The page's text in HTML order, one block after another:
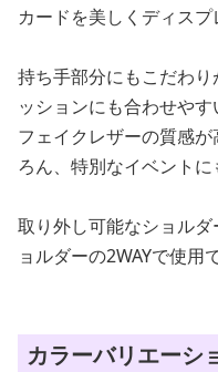
カードを美しくディスプ
持ち手部分にもこだわ
ッションにも合わせやす
フェイクレザーの質感
ろん、特別なイベントに
取り外し可能なショル
ョルダーの2WAYで使用
カラーバリエーシ